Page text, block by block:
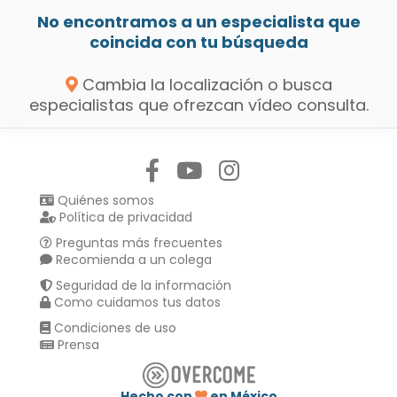
No encontramos a un especialista que
coincida con tu búsqueda
Cambia la localización o busca
especialistas que ofrezcan vídeo consulta.
Quiénes somos
Política de privacidad
Preguntas más frecuentes
Recomienda a un colega
Seguridad de la información
Como cuidamos tus datos
Condiciones de uso
Prensa